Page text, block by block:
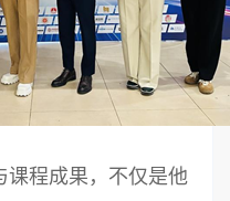
课程成果，不仅是他